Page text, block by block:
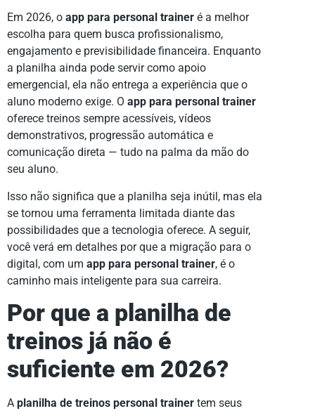
Em 2026, o app para personal trainer é a melhor
escolha para quem busca profissionalismo,
engajamento e previsibilidade financeira. Enquanto
a planilha ainda pode servir como apoio
emergencial, ela não entrega a experiência que o
aluno moderno exige. O app para personal trainer
oferece treinos sempre acessíveis, vídeos
demonstrativos, progressão automática e
comunicação direta — tudo na palma da mão do
seu aluno.
Isso não significa que a planilha seja inútil, mas ela
se tornou uma ferramenta limitada diante das
possibilidades que a tecnologia oferece. A seguir,
você verá em detalhes por que a migração para o
digital, com um app para personal trainer, é o
caminho mais inteligente para sua carreira.
Por que a planilha de
treinos já não é
suficiente em 2026?
A planilha de treinos personal trainer tem seus